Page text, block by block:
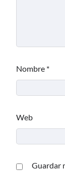
Nombre *
Web
Guardar